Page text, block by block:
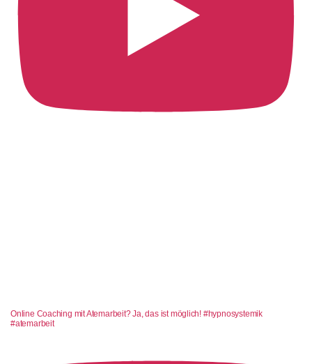
Online Coaching mit Atemarbeit? Ja, das ist möglich! #hypnosystemik
#atemarbeit